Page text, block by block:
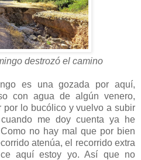
destrozó el camino
es una gozada por aquí,
con agua de algún venero,
por lo bucólico y vuelvo a subir
me doy cuenta ya he
no hay mal que por bien
atenúa, el recorrido extra
aquí estoy yo. Así que no